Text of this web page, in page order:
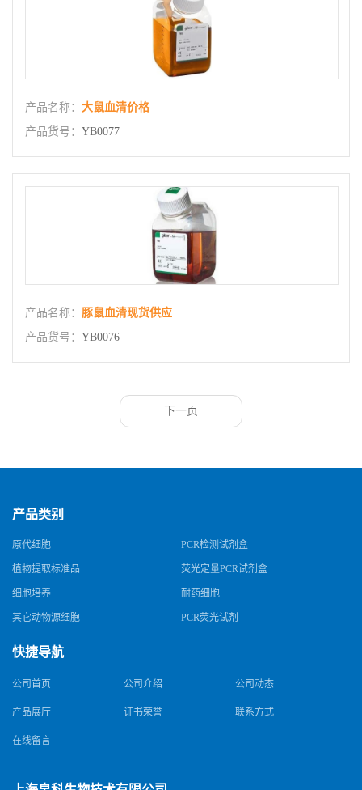
产品名称： 大鼠血清价格
产品货号： YB0077
产品名称： 豚鼠血清现货供应
产品货号： YB0076
下一页
产品类别
原代细胞 PCR检测试剂盒
植物提取标准品 荧光定量PCR试剂盒
细胞培养 耐药细胞
其它动物源细胞 PCR荧光试剂
快捷导航
公司首页 公司介绍 公司动态
产品展厅 证书荣誉 联系方式
在线留言